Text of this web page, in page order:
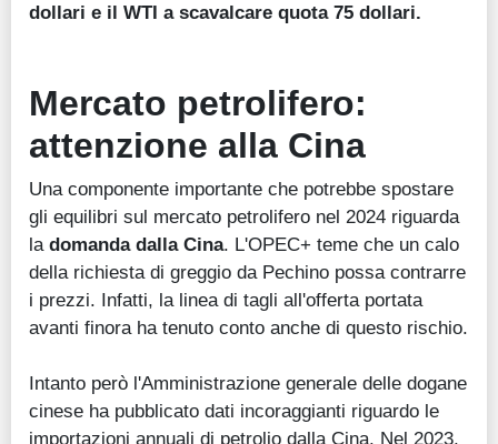
dollari e il WTI a scavalcare quota 75 dollari.
Mercato petrolifero:
attenzione alla Cina
Una componente importante che potrebbe spostare
gli equilibri sul mercato petrolifero nel 2024 riguarda
la domanda dalla Cina. L'OPEC+ teme che un calo
della richiesta di greggio da Pechino possa contrarre
i prezzi. Infatti, la linea di tagli all'offerta portata
avanti finora ha tenuto conto anche di questo rischio.
Intanto però l'Amministrazione generale delle dogane
cinese ha pubblicato dati incoraggianti riguardo le
importazioni annuali di petrolio dalla Cina. Nel 2023,